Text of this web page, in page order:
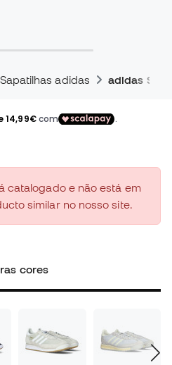
Sapatilhas adidas adidas Sl 72
catalogado e não está em
similar no nosso site.
cores